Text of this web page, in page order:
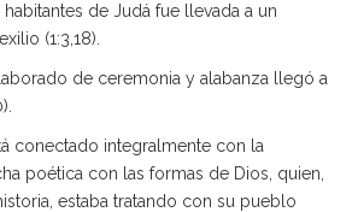
habitantes de Judá fue llevada a un
(1:3,18).
de ceremonia y alabanza llegó a
conectado integralmente con la
poética con las formas de Dios, quien,
estaba tratando con su pueblo